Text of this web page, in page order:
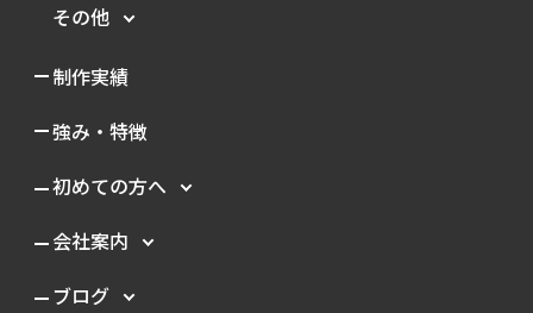
その他
制作実績
強み・特徴
初めての方へ
会社案内
ブログ